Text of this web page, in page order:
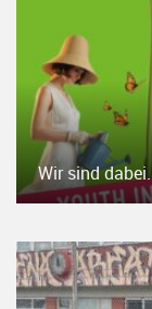
Wir sind dabei.